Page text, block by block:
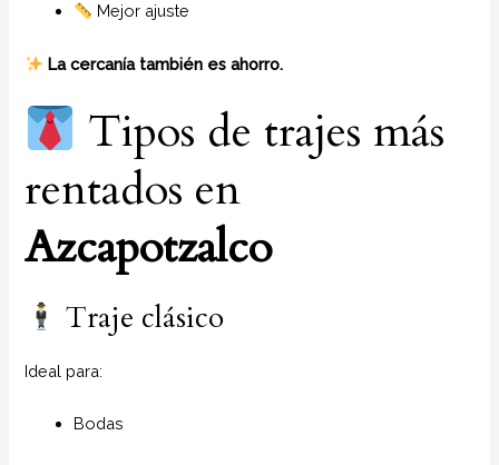
Mejor ajuste
La cercanía también es ahorro.
Tipos de trajes más
rentados en
Azcapotzalco
Traje clásico
Ideal para:
Bodas